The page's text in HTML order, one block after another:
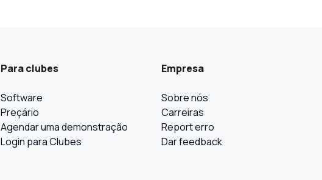
Para clubes
Software
Preçário
Agendar uma demonstração
Login para Clubes
Empresa
Sobre nós
Carreiras
Report erro
Dar feedback